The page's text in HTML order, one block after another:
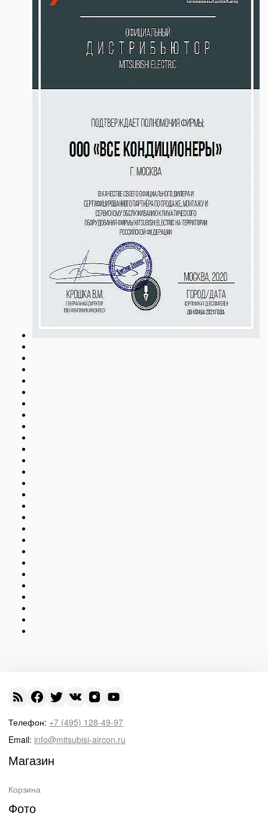
Телефон: +7 (495) 128-49-97
Email: info@mitsubisi-aircon.ru
Магазин
Корзина
Фото